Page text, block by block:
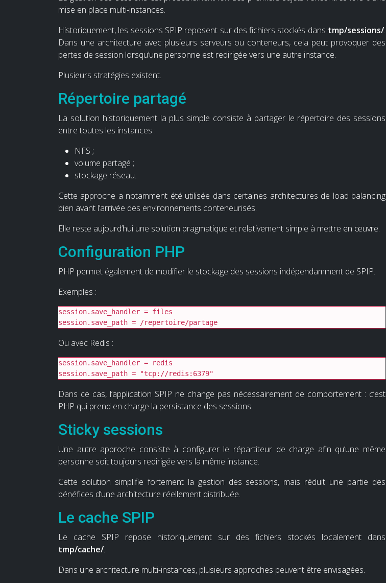
mise en place multi-instances.
Historiquement, les sessions SPIP reposent sur des fichiers stockés dans tmp/sessions/.
Dans une architecture avec plusieurs serveurs ou conteneurs, cela peut provoquer des
pertes de session lorsqu’une personne est redirigée vers une autre instance.
Plusieurs stratégies existent.
Répertoire partagé
La solution historiquement la plus simple consiste à partager le répertoire des sessions
entre toutes les instances :
NFS ;
volume partagé ;
stockage réseau.
Cette approche a notamment été utilisée dans certaines architectures de load balancing
bien avant l’arrivée des environnements conteneurisés.
Elle reste aujourd’hui une solution pragmatique et relativement simple à mettre en œuvre.
Configuration PHP
PHP permet également de modifier le stockage des sessions indépendamment de SPIP.
Exemples :
session.save_handler = files
session.save_path = /repertoire/partage
Ou avec Redis :
session.save_handler = redis
session.save_path = "tcp://redis:6379"
Dans ce cas, l’application SPIP ne change pas nécessairement de comportement : c’est
PHP qui prend en charge la persistance des sessions.
Sticky sessions
Une autre approche consiste à configurer le répartiteur de charge afin qu’une même
personne soit toujours redirigée vers la même instance.
Cette solution simplifie fortement la gestion des sessions, mais réduit une partie des
bénéfices d’une architecture réellement distribuée.
Le cache SPIP
Le cache SPIP repose historiquement sur des fichiers stockés localement dans
tmp/cache/.
Dans une architecture multi-instances, plusieurs approches peuvent être envisagées.